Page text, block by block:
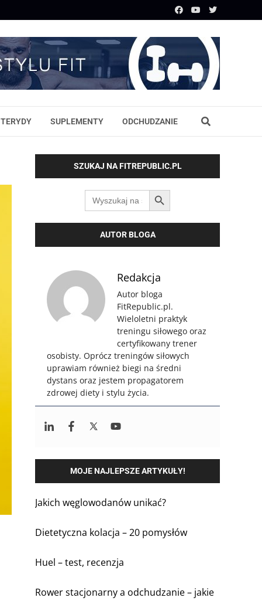
SUPLEMENTY ODCHUDZANIE
SZUKAJ NA FITREPUBLIC.PL
Search
for:
SEARCH BUTTON
AUTOR BLOGA
Redakcja
Autor bloga
FitRepublic.pl.
Wieloletni praktyk
treningu siłowego oraz
certyfikowany trener
osobisty. Oprócz treningów siłowych
uprawiam również biegi na średni
dystans oraz jestem propagatorem
zdrowej diety i stylu życia.
MOJE NAJLEPSZE ARTYKUŁY!
Jakich węglowodanów unikać?
Dietetyczna kolacja – 20 pomysłów
Huel – test, recenzja
Rower stacjonarny a odchudzanie – jakie